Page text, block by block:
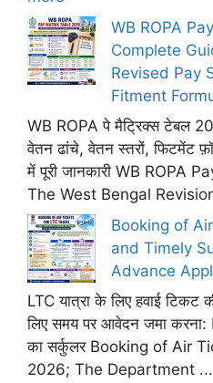
WB ROPA
Complete
Revised Pay
Fitment
WB ROPA पे मैट्रिक्स टेबल
वेतन ढांचे, वेतन स्तरों, फिटमेंट
में पूरी जानकारी WB ROPA
The West Bengal
Booking of
and Timely
Advance
LTC यात्रा के लिए हवाई
लिए समय पर आवेदन जमा
का सर्कुलर Booking of Air
2026; The Department ...